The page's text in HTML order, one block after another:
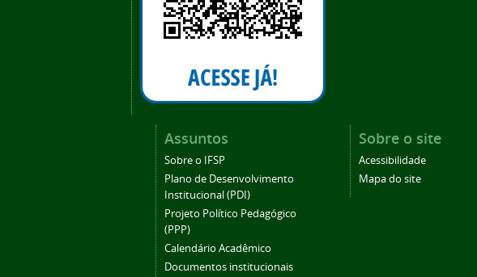
Assuntos
Sobre o IFSP
Plano de Desenvolvimento
Institucional (PDI)
Projeto Político Pedagógico
(PPP)
Calendário Acadêmico
Documentos institucionais
Sobre o site
Acessibilidade
Mapa do site